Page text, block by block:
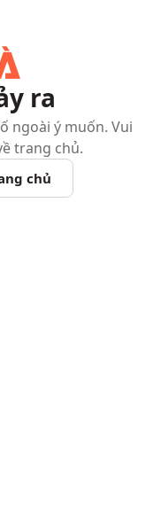
ra
ngoài ý muốn. Vui
trang chủ.
chủ